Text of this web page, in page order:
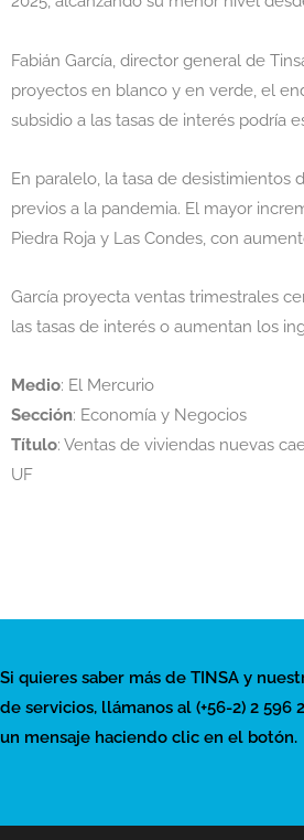
Fabián García, director general de
proyectos en blanco y en verde, el
subsidio a las tasas de interés podría
En paralelo, la tasa de desistimientos
previos a la pandemia. El mayor
Piedra Roja y Las Condes, con
García proyecta ventas trimestrales
las tasas de interés o aumentan los
Medio: El Mercurio
Sección: Economía y Negocios
Título: Ventas de viviendas nuevas
UF
Si quieres saber más de TINSA y
de servicios, llámanos al (+56-2) 2 596
un mensaje haciendo clic en el botón.